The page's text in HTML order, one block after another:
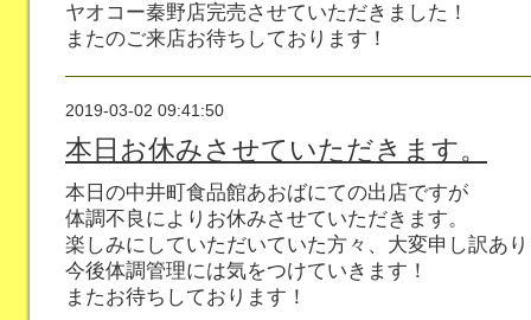
ヤオコー秦野店完売させていただきました！
またのご来店お待ちしております！
2019-03-02 09:41:50
本日お休みさせていただきます。
本日の中井町食品館あおばにての出店ですが
体調不良によりお休みさせていただきます。
楽しみにしていただいていた方々、大変申し訳あ
今後体調管理には気をつけていきます！
またお待ちしております！